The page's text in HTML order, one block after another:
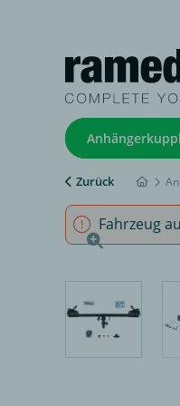
Zurück
Fahrzeug